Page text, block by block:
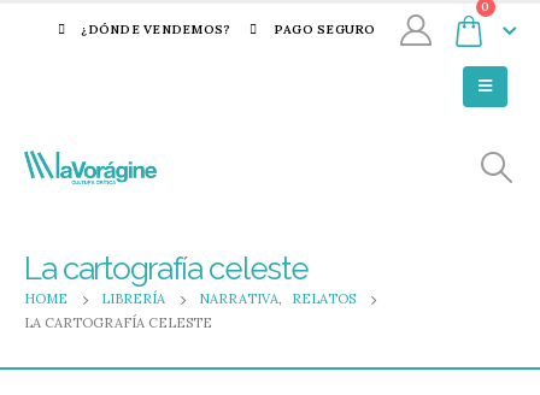
¿DÓNDE VENDEMOS? PAGO SEGURO
0
La cartografía celeste
HOME LIBRERÍA NARRATIVA,
RELATOS
LA CARTOGRAFÍA CELESTE